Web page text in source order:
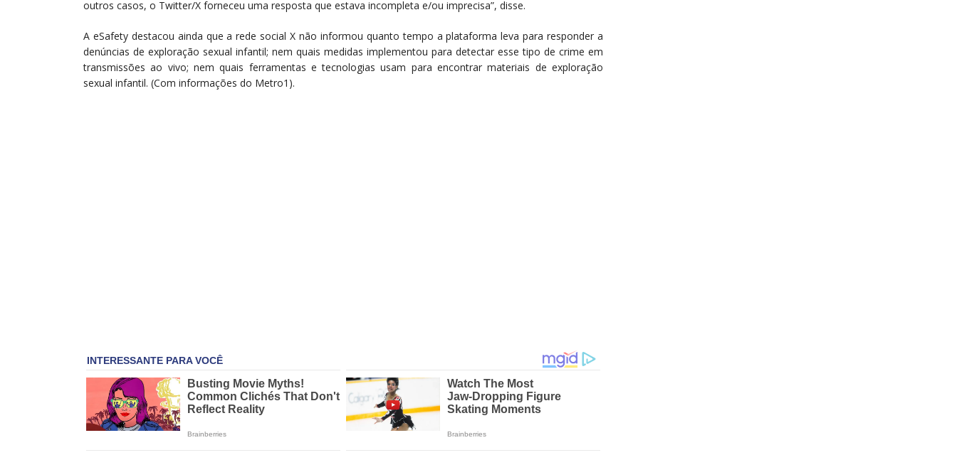
outros casos, o Twitter/X forneceu uma resposta que estava incompleta e/ou imprecisa”, disse.
A eSafety destacou ainda que a rede social X não informou quanto tempo a plataforma leva para responder a
denúncias de exploração sexual infantil; nem quais medidas implementou para detectar esse tipo de crime em
transmissões ao vivo; nem quais ferramentas e tecnologias usam para encontrar materiais de exploração
sexual infantil. (Com informações do Metro1).